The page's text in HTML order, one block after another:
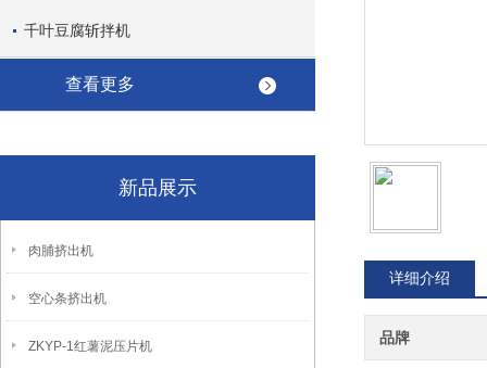
千叶豆腐斩拌机
查看更多
新品展示
肉脯挤出机
空心条挤出机
ZKYP-1红薯泥压片机
详细介绍
品牌